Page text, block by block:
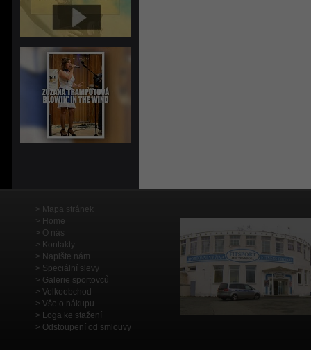
Mapa stránek
Home
O nás
Kontakty
Napište nám
Speciální slevy
Galerie sportovců
Velkoobchod
Vše o nákupu
Loga ke stažení
Odstoupení od smlouvy